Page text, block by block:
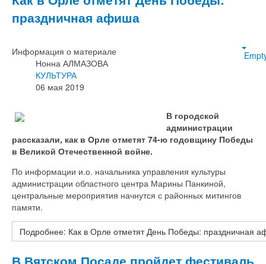
праздничная афиша
Информация о материале
Нонна АЛМАЗОВА
КУЛЬТУРА
06 мая 2019
В городской
администрации
рассказали, как в Орле отметят 74-ю годовщину Победы
в Великой Отечественной войне.
По информации и.о. начальника управления культуры
администрации областного центра Марины Панкиной,
центральные мероприятия начнутся с районных митингов
памяти.
Подробнее: Как в Орле отметят День Победы: праздничная